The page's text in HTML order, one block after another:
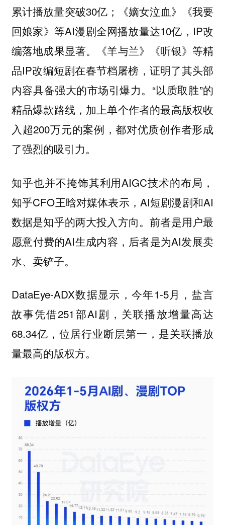
累计播放量突破30亿；《嫡女泣血》《我要
回娘家》等AI漫剧全网播放量达10亿，IP改
编落地成果显著。《羊与兰》《听银》等精
品IP改编短剧在春节档屠榜，证明了其头部
内容具备强大的市场引爆力。“以质取胜”的
精品爆款路线，加上单个作者的最高版权收
入超200万元的案例，都对优质创作者形成
了强烈的吸引力。
知乎也并不掩饰其利用AIGC技术的布局，
知乎CFO王晗对媒体表示，AI短剧漫剧和AI
数据是知乎的两大投入方向。前者是用户最
愿意付费的AI生成内容，后者是为AI发展卖
水、卖铲子。
DataEye-ADX数据显示，今年1-5月，盐言
故事凭借251部AI剧，关联播放增量高达
68.34亿，位居行业断层第一，是关联播放
量最高的版权方。